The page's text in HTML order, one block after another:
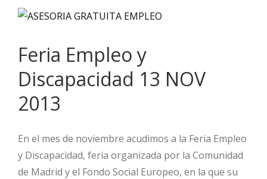
Feria Empleo y
Discapacidad 13 NOV
2013
En el mes de noviembre acudimos a la Feria Empleo
y Discapacidad, feria organizada por la Comunidad
de Madrid y el Fondo Social Europeo, en la que su